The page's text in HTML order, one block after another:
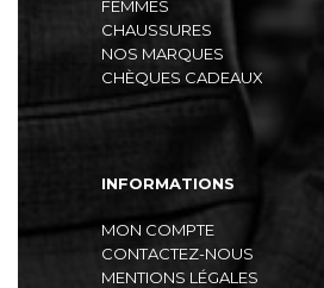
FEMMES
CHAUSSURES
NOS MARQUES
CHÈQUES CADEAUX
INFORMATIONS
MON COMPTE
CONTACTEZ-NOUS
MENTIONS LÉGALES